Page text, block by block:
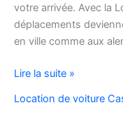
votre arrivée. Avec la
déplacements
en ville comme aux
Location
Corsa
Lire la suite »
Location de voiture